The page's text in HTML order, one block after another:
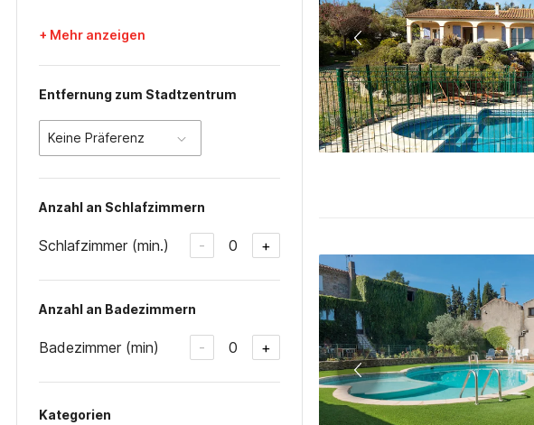
+ Mehr anzeigen
Entfernung zum Stadtzentrum
Keine Präferenz
Anzahl an Schlafzimmern
Schlafzimmer (min.) - 0 +
Anzahl an Badezimmern
Badezimmer (min) - 0 +
Kategorien